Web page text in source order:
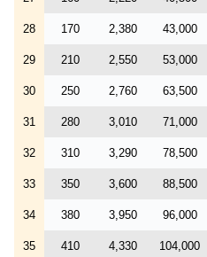
28 170 2,380 43,000
29 210 2,550 53,000
30 250 2,760 63,500
31 280 3,010 71,000
32 310 3,290 78,500
33 350 3,600 88,500
34 380 3,950 96,000
35 410 4,330 104,000